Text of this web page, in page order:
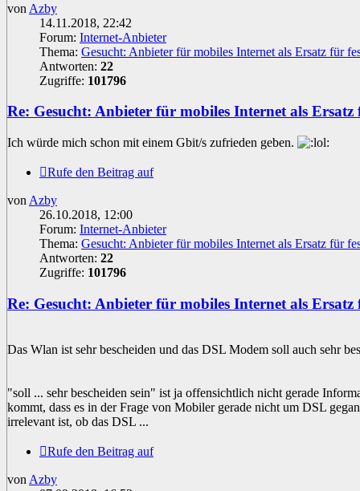
von Azby
14.11.2018, 22:42
Forum: Internet-Anbieter
Thema: Gesucht: Anbieter für mobiles Internet als Ersatz für
Antworten: 22
Zugriffe: 101796
Re: Gesucht: Anbieter für mobiles Internet als Ersatz
Ich würde mich schon mit einem Gbit/s zufrieden geben.
Rufe den Beitrag auf
von Azby
26.10.2018, 12:00
Forum: Internet-Anbieter
Thema: Gesucht: Anbieter für mobiles Internet als Ersatz für
Antworten: 22
Zugriffe: 101796
Re: Gesucht: Anbieter für mobiles Internet als Ersatz
Das Wlan ist sehr bescheiden und das DSL Modem soll auch sehr
"soll ... sehr bescheiden sein" ist ja offensichtlich nicht gerade
kommt, dass es in der Frage von Mobiler gerade nicht um DSL
irrelevant ist, ob das DSL ...
Rufe den Beitrag auf
von Azby